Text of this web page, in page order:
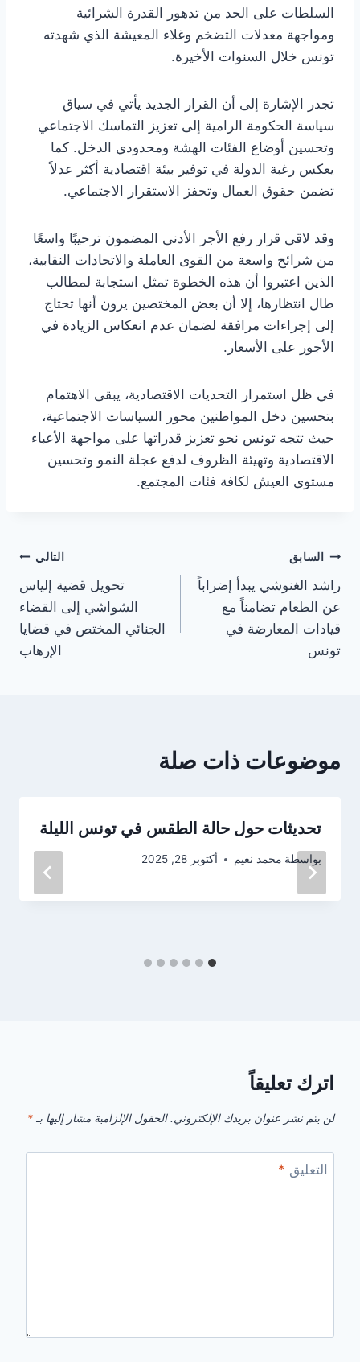
السلطات على الحد من تدهور القدرة الشرائية
ومواجهة معدلات التضخم وغلاء المعيشة الذي شهدته
تونس خلال السنوات الأخيرة.
تجدر الإشارة إلى أن القرار الجديد يأتي في سياق
سياسة الحكومة الرامية إلى تعزيز التماسك الاجتماعي
وتحسين أوضاع الفئات الهشة ومحدودي الدخل. كما
يعكس رغبة الدولة في توفير بيئة اقتصادية أكثر عدلاً
تضمن حقوق العمال وتحفز الاستقرار الاجتماعي.
وقد لاقى قرار رفع الأجر الأدنى المضمون ترحيبًا واسعًا
من شرائح واسعة من القوى العاملة والاتحادات النقابية،
الذين اعتبروا أن هذه الخطوة تمثل استجابة لمطالب
طال انتظارها، إلا أن بعض المختصين يرون أنها تحتاج
إلى إجراءات مرافقة لضمان عدم انعكاس الزيادة في
الأجور على الأسعار.
في ظل استمرار التحديات الاقتصادية، يبقى الاهتمام
بتحسين دخل المواطنين محور السياسات الاجتماعية،
حيث تتجه تونس نحو تعزيز قدراتها على مواجهة الأعباء
الاقتصادية وتهيئة الظروف لدفع عجلة النمو وتحسين
مستوى العيش لكافة فئات المجتمع.
تصفّح
المقالات
السابق
راشد الغنوشي يبدأ إضراباً
عن الطعام تضامناً مع
قيادات المعارضة في
تونس
التالي
تحويل قضية إلياس
الشواشي إلى القضاء
الجنائي المختص في قضايا
الإرهاب
موضوعات ذات صلة
تحديثات حول حالة الطقس في تونس الليلة
بواسطة محمد نعيم أكتوبر 28, 2025
اترك تعليقاً
لن يتم نشر عنوان بريدك الإلكتروني. الحقول الإلزامية مشار إليها بـ *
التعليق *